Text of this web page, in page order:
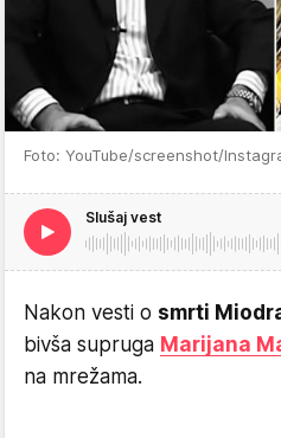
Foto: YouTube/screenshot/
Slušaj vest
Nakon vesti o smrti
bivša supruga Marijana
na mrežama.